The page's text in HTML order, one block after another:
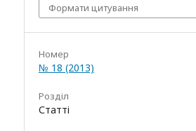
Формати цитування
Номер
№ 18 (2013)
Розділ
Статті